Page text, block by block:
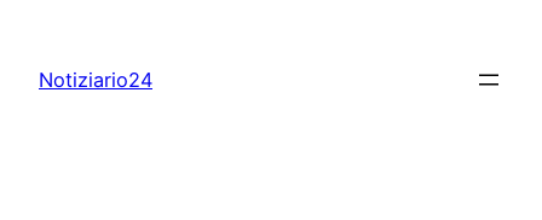
content
Notiziario24